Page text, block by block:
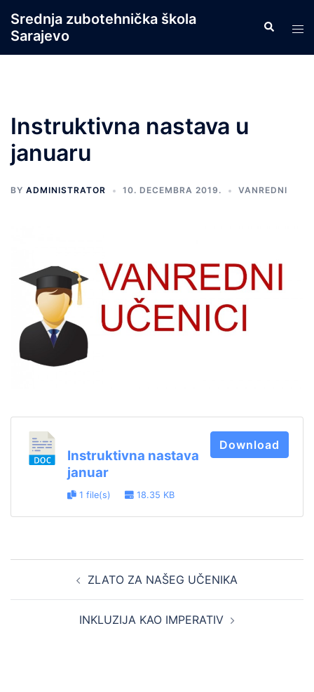
content
Srednja zubotehnička škola
Sarajevo
Search
Instruktivna nastava u
januaru
BY ADMINISTRATOR 10. DECEMBRA 2019. VANREDNI
Instruktivna nastava
januar
1 file(s) 18.35 KB
Download
navigationZLATO ZA NAŠEG UČENIKA
INKLUZIJA KAO IMPERATIV